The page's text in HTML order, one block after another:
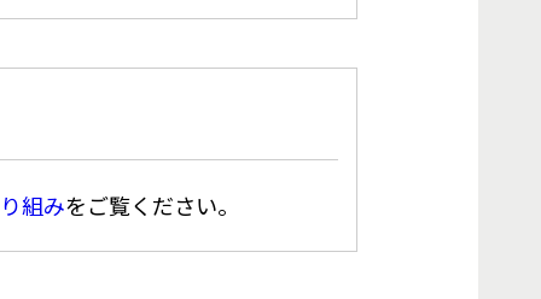
組みをご覧ください。